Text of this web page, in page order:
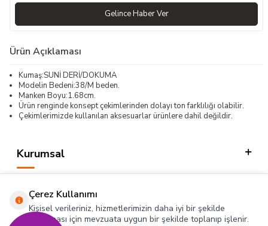
Gelince Haber Ver
Ürün Açıklaması
Kumaş:SUNİ DERİ/DOKUMA
Modelin Bedeni:38/M beden.
Manken Boyu:1.68cm.
Ürün renginde konsept çekimlerinden dolayı ton farklılığı olabilir.
Çekimlerimizde kullanılan aksesuarlar ürünlere dahil değildir.
Kurumsal
Hızlı Erişim
Çerez Kullanımı
Kişisel verileriniz, hizmetlerimizin daha iyi bir şekilde
sunulması için mevzuata uygun bir şekilde toplanıp işlenir.